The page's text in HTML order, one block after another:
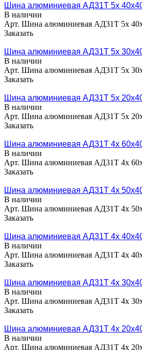
Шина алюминиевая АД31Т 5х
В наличии
Арт. Шина алюминиевая АД31Т 5х
Заказать
Шина алюминиевая АД31Т 5х
В наличии
Арт. Шина алюминиевая АД31Т 5х
Заказать
Шина алюминиевая АД31Т 5х
В наличии
Арт. Шина алюминиевая АД31Т 5х
Заказать
Шина алюминиевая АД31Т 4х
В наличии
Арт. Шина алюминиевая АД31Т 4х
Заказать
Шина алюминиевая АД31Т 4х
В наличии
Арт. Шина алюминиевая АД31Т 4х
Заказать
Шина алюминиевая АД31Т 4х
В наличии
Арт. Шина алюминиевая АД31Т 4х
Заказать
Шина алюминиевая АД31Т 4х
В наличии
Арт. Шина алюминиевая АД31Т 4х
Заказать
Шина алюминиевая АД31Т 4х
В наличии
Арт. Шина алюминиевая АД31Т 4х